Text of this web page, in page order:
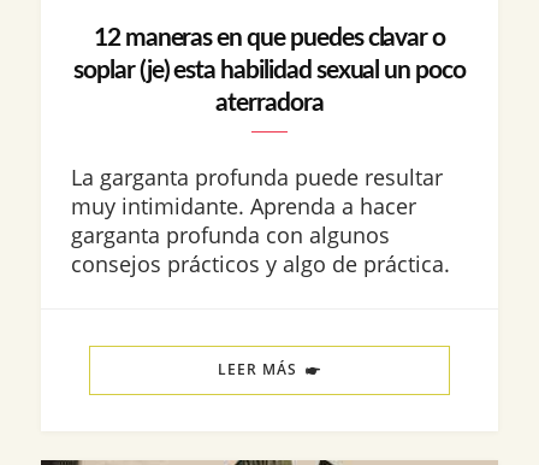
12 maneras en que puedes clavar o
soplar (je) esta habilidad sexual un poco
aterradora
La garganta profunda puede resultar
muy intimidante. Aprenda a hacer
garganta profunda con algunos
consejos prácticos y algo de práctica.
LEER MÁS